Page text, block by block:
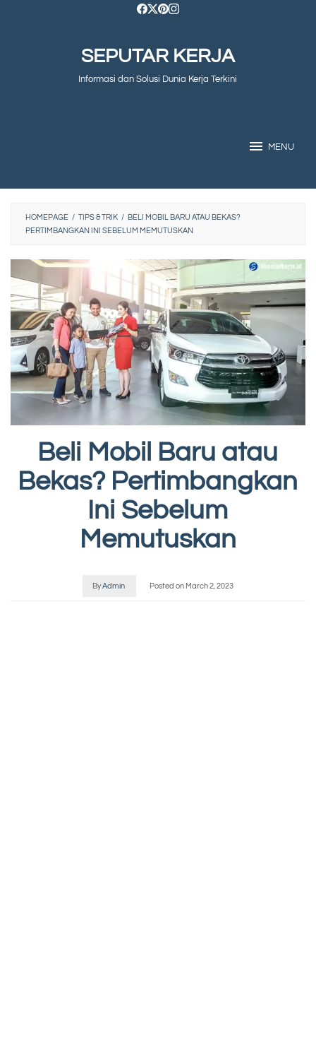
SEPUTAR KERJA
Informasi dan Solusi Dunia Kerja Terkini
MENU
HOMEPAGE / TIPS & TRIK / BELI MOBIL BARU ATAU BEKAS?
PERTIMBANGKAN INI SEBELUM MEMUTUSKAN
Beli Mobil Baru atau
Bekas? Pertimbangkan
Ini Sebelum
Memutuskan
ByAdmin Posted on March 2, 2023